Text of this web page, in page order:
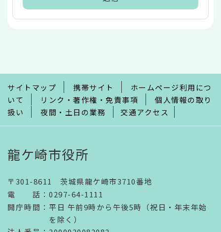
で
サイトマップ 携帯サイト
ホームページ利用につ
いて
リンク・著作権・免責事項
個人情報の取り
扱い
夜間・土日の業務 交通アクセス
龍ケ崎市役所
〒301-8611 茨城県龍ケ崎市3710番地
電話 ： 0297-64-1111
開庁時間 ： 平日 午前9時から午後5時（祝日・年末年始
を除く）